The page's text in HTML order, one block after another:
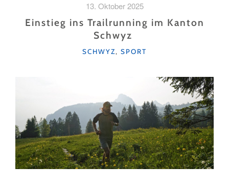
13. Oktober 2025
Einstieg ins Trailrunning im Kanton
Schwyz
KATEGORIEN
SCHWYZ, SPORT